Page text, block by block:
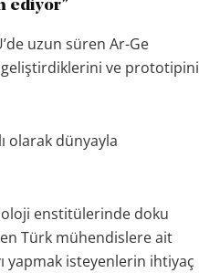
ediyor”
uzun süren Ar-Ge
geliştirdiklerini ve prototipini
olarak dünyayla
enstitülerinde doku
Türk mühendislere ait
yapmak isteyenlerin ihtiyaç